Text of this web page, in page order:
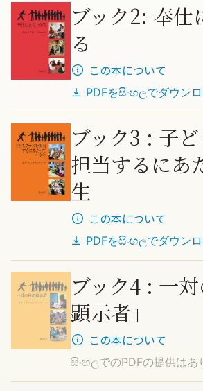
ブック2: 奉仕
る
この本について
PDFをසිංහලでダウン
ブック3 : 子
担当するにあ
生
この本について
PDFをසිංහලでダウン
ブック4 : 一
顕示者」
この本について
සිංහලでのPDFの提供はあ